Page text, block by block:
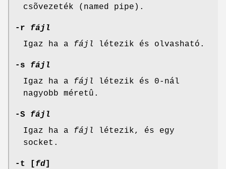
csõvezeték (named pipe).
-r fájl
Igaz ha a fájl létezik és olvasható.
-s fájl
Igaz ha a fájl
létezik és 0-nál
nagyobb méretû.
-S fájl
Igaz ha a fájl
létezik, és egy
socket.
-t [fd]